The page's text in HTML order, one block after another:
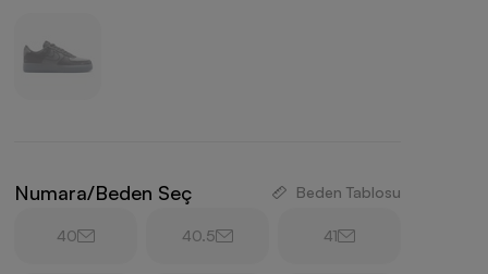
Numara/Beden Seç Beden Tablosu
40 40.5 41